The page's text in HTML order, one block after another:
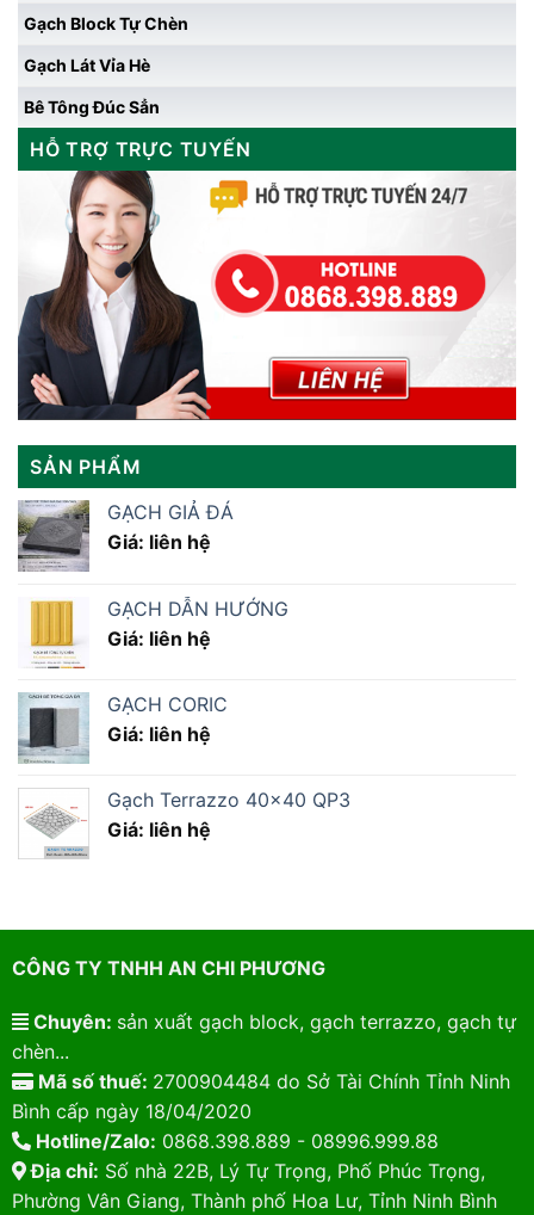
Gạch Block Tự Chèn
Gạch Lát Vỉa Hè
Bê Tông Đúc Sẳn
HỖ TRỢ TRỰC TUYẾN
SẢN PHẨM
GẠCH GIẢ ĐÁ
Giá: liên hệ
GẠCH DẪN HƯỚNG
Giá: liên hệ
GẠCH CORIC
Giá: liên hệ
Gạch Terrazzo 40×40 QP3
Giá: liên hệ
CÔNG TY TNHH AN CHI PHƯƠNG
Chuyên: sản xuất gạch block, gạch terrazzo, gạch tự
chèn...
Mã số thuế: 2700904484 do Sở Tài Chính Tỉnh Ninh
Bình cấp ngày 18/04/2020
Hotline/Zalo: 0868.398.889 - 08996.999.88
Địa chỉ: Số nhà 22B, Lý Tự Trọng, Phố Phúc Trọng,
Phường Vân Giang, Thành phố Hoa Lư, Tỉnh Ninh Bình